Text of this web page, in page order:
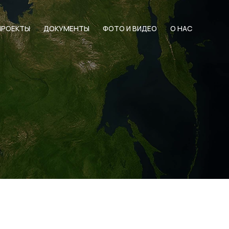
ДОКУМЕНТЫ ФОТО И ВИДЕО О НАС